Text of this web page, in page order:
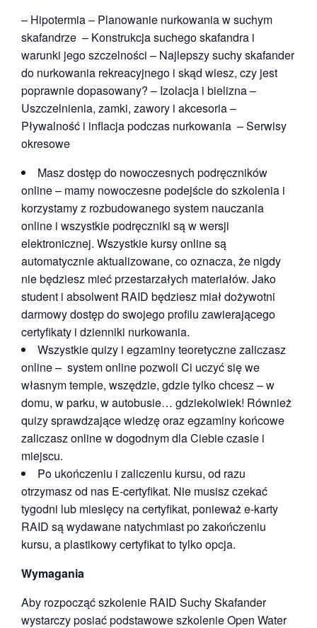
– Hipotermia – Planowanie nurkowania w suchym
skafandrze – Konstrukcja suchego skafandra i
warunki jego szczelności – Najlepszy suchy skafander
do nurkowania rekreacyjnego i skąd wiesz, czy jest
poprawnie dopasowany? – Izolacja i bielizna –
Uszczelnienia, zamki, zawory i akcesoria –
Pływalność i inflacja podczas nurkowania – Serwisy
okresowe
Masz dostęp do nowoczesnych podręczników
online – mamy nowoczesne podejście do szkolenia i
korzystamy z rozbudowanego system nauczania
online i wszystkie podręczniki są w wersji
elektronicznej. Wszystkie kursy online są
automatycznie aktualizowane, co oznacza, że nigdy
nie będziesz mieć przestarzałych materiałów. Jako
student i absolwent RAID będziesz miał dożywotni
darmowy dostęp do swojego profilu zawierającego
certyfikaty i dzienniki nurkowania.
Wszystkie quizy i egzaminy teoretyczne zaliczasz
online – system online pozwoli Ci uczyć się we
własnym tempie, wszędzie, gdzie tylko chcesz – w
domu, w parku, w autobusie… gdziekolwiek! Również
quizy sprawdzające wiedzę oraz egzaminy końcowe
zaliczasz online w dogodnym dla Ciebie czasie i
miejscu.
Po ukończeniu i zaliczeniu kursu, od razu
otrzymasz od nas E-certyfikat. Nie musisz czekać
tygodni lub miesięcy na certyfikat, ponieważ e-karty
RAID są wydawane natychmiast po zakończeniu
kursu, a plastikowy certyfikat to tylko opcja.
Wymagania
Aby rozpocząć szkolenie RAID Suchy Skafander
wystarczy posiać podstawowe szkolenie Open Water